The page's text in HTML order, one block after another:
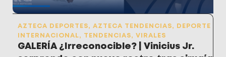
AZTECA DEPORTES, AZTECA TENDENCIAS,
DEPORTE
INTERNACIONAL, TENDENCIAS, VIRALES
GALERÍA ¿Irreconocible? | Vinicius Jr.